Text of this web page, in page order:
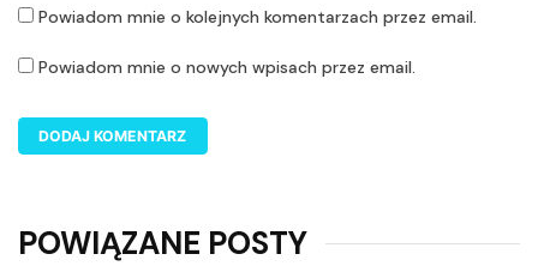
Powiadom mnie o kolejnych komentarzach przez email.
Powiadom mnie o nowych wpisach przez email.
POWIĄZANE POSTY